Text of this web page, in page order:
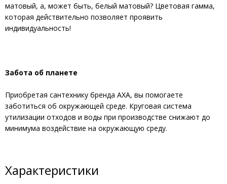
матовый, а, может быть, белый матовый? Цветовая гамма,
которая действительно позволяет проявить
индивидуальность!
Забота об планете
Приобретая сантехнику бренда AXA, вы помогаете
заботиться об окружающей среде. Круговая система
утилизации отходов и воды при производстве снижают до
минимума воздействие на окружающую среду.
Характеристики